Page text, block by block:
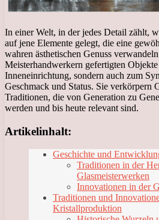
In einer Welt, in der jedes Detail zählt,
auf jene Elemente gelegt, die eine
wahren ästhetischen Genuss
Meisterhandwerkern gefertigten
Inneneinrichtung, sondern auch zum
Geschmack und Status. Sie verkörpern
Traditionen, die von Generation zu
werden und bis heute relevant sind.
Artikelinhalt:
Geschichte und
Traditionen in der
Glasmeisterwerken
Innovationen in der
Traditionen und
Kristallproduktion